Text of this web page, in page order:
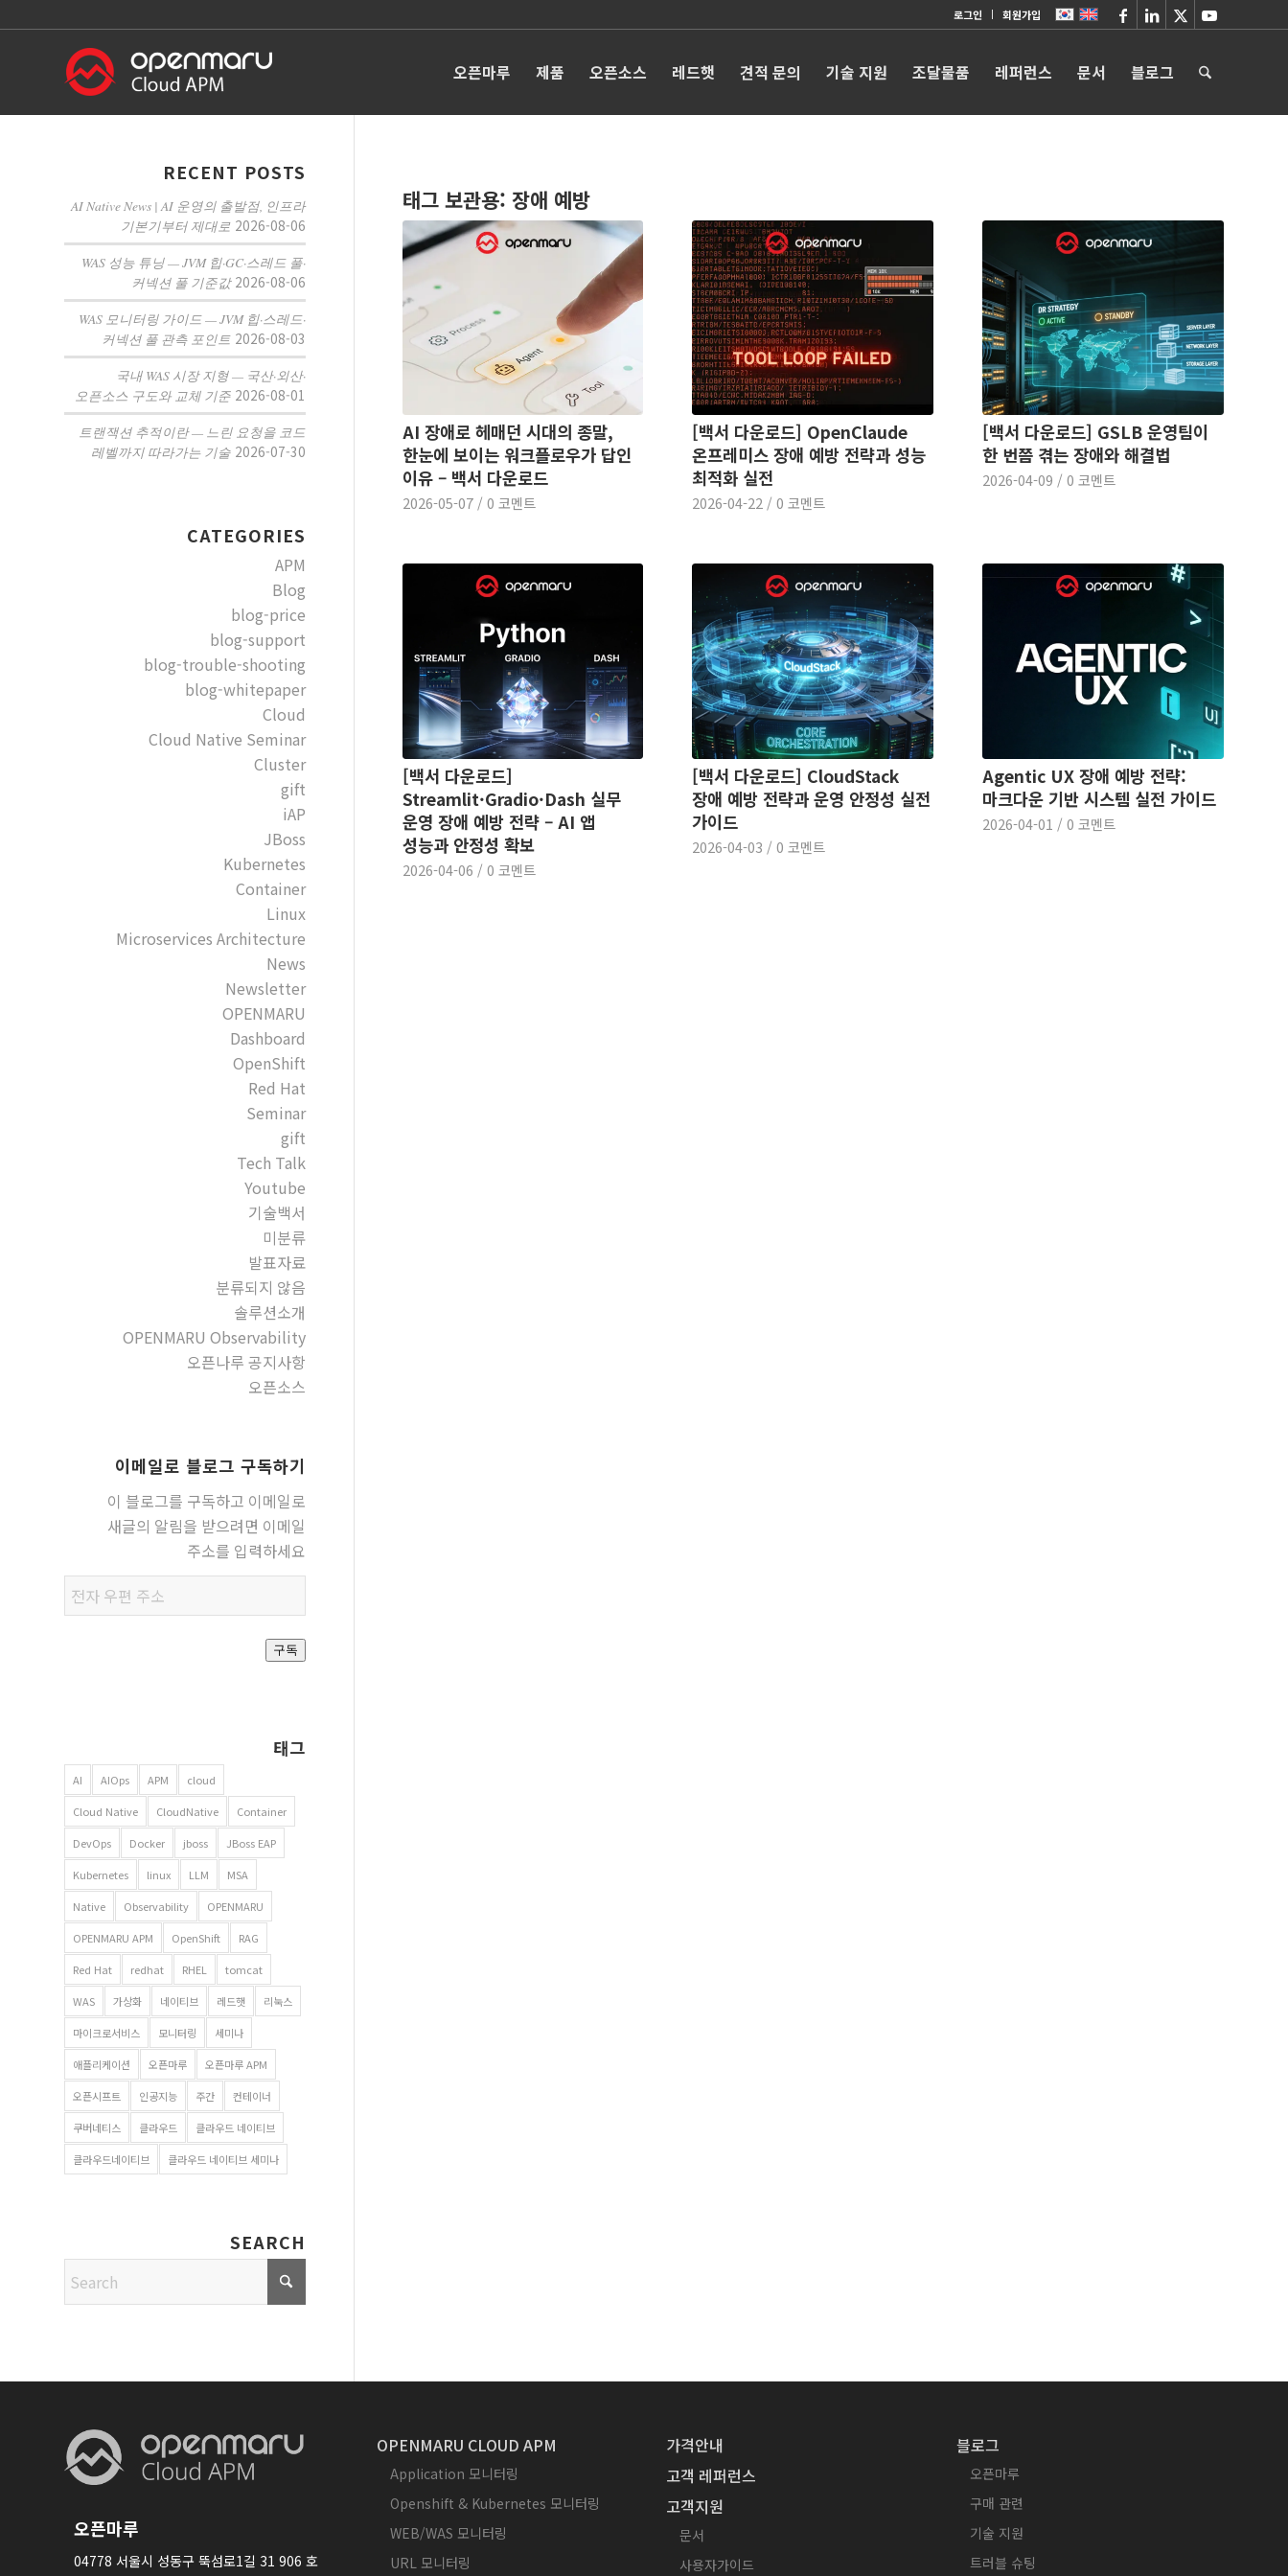
로그인 회원가입
오픈마루 제품 오픈소스 레드햇 견적 문의 기술 지원 조달물품 레퍼런스 문서 블로그
태그 보관용: 장애 예방
AI 장애로 헤매던 시대의 종말,
한눈에 보이는 워크플로우가 답인
이유 – 백서 다운로드
2026-05-07 / 0 코멘트
[백서 다운로드] OpenClaude
온프레미스 장애 예방 전략과 성능
최적화 실전
2026-04-22 / 0 코멘트
[백서 다운로드] GSLB 운영팀이
한 번쯤 겪는 장애와 해결법
2026-04-09 / 0 코멘트
[백서 다운로드]
Streamlit·Gradio·Dash 실무
운영 장애 예방 전략 – AI 앱
성능과 안정성 확보
2026-04-06 / 0 코멘트
[백서 다운로드] CloudStack
장애 예방 전략과 운영 안정성 실전
가이드
2026-04-03 / 0 코멘트
Agentic UX 장애 예방 전략:
마크다운 기반 시스템 실전 가이드
2026-04-01 / 0 코멘트
RECENT POSTS
AI Native News | AI 운영의 출발점, 인프라
기본기부터 제대로 2026-08-06
WAS 성능 튜닝 — JVM 힙·GC·스레드 풀·
커넥션 풀 기준값 2026-08-06
WAS 모니터링 가이드 — JVM 힙·스레드·
커넥션 풀 관측 포인트 2026-08-03
국내 WAS 시장 지형 — 국산·외산·
오픈소스 구도와 교체 기준 2026-08-01
트랜잭션 추적이란 — 느린 요청을 코드
레벨까지 따라가는 기술 2026-07-30
CATEGORIES
APM
Blog
blog-price
blog-support
blog-trouble-shooting
blog-whitepaper
Cloud
Cloud Native Seminar
Cluster
gift
iAP
JBoss
Kubernetes
Container
Linux
Microservices Architecture
News
Newsletter
OPENMARU
Dashboard
OpenShift
Red Hat
Seminar
gift
Tech Talk
Youtube
기술백서
미분류
발표자료
분류되지 않음
솔루션소개
OPENMARU Observability
오픈나루 공지사항
오픈소스
이메일로 블로그 구독하기
이 블로그를 구독하고 이메일로
새글의 알림을 받으려면 이메일
주소를 입력하세요
우편
주소
구독
태그
AI AIOps APM cloud
Cloud Native CloudNative Container
DevOps Docker jboss JBoss EAP
Kubernetes linux LLM MSA
Native Observability OPENMARU
OPENMARU APM OpenShift RAG
Red Hat redhat RHEL tomcat
WAS 가상화 네이티브 레드햇 리눅스
마이크로서비스 모니터링 세미나
애플리케이션 오픈마루 오픈마루 APM
오픈시프트 인공지능 주간 컨테이너
쿠버네티스 클라우드 클라우드 네이티브
클라우드네이티브 클라우드 네이티브 세미나
SEARCH
오픈마루
04778 서울시 성동구 뚝섬로1길 31 906 호
OPENMARU CLOUD APM
Application 모니터링
Openshift & Kubernetes 모니터링
WEB/WAS 모니터링
URL 모니터링
가격안내
고객 레퍼런스
고객지원
문서
사용자가이드
블로그
오픈마루
구매 관련
기술 지원
트러블 슈팅